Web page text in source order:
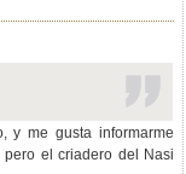
y me gusta informarme
el criadero del Nasi